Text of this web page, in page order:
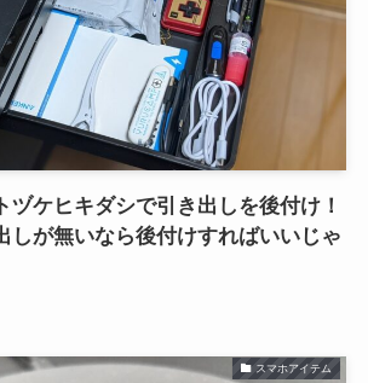
ヅケヒキダシで引き出しを後付け！
しが無いなら後付けすればいいじゃ
スマホアイテム